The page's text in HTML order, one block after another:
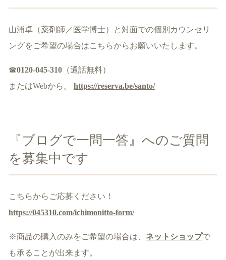
山浦卓（薬剤師／医学博士）と対面での個別カウンセリ
ングをご希望の場合はこちらからお願いいたします。
☎0120-045-310（通話無料）
またはWebから。 https://reserva.be/santo/
『ブログで一問一答』へのご質問
を募集中です
こちらからご応募ください！
https://045310.com/ichimonitto-form/
※商品の購入のみをご希望の場合は、 ネットショップで
も承ることが出来ます。